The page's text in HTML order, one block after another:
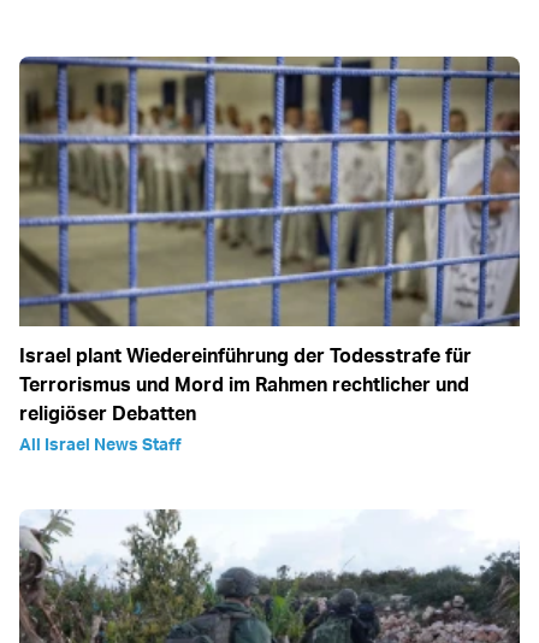
Israel plant Wiedereinführung der Todesstrafe für
Terrorismus und Mord im Rahmen rechtlicher und
religiöser Debatten
All Israel News Staff